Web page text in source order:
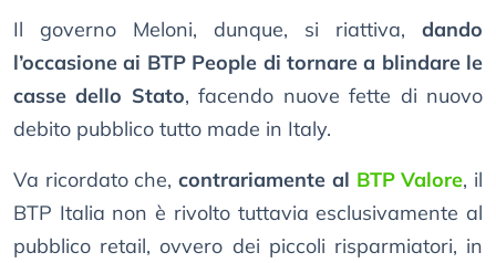
Il governo Meloni, dunque, si riattiva, dando
l’occasione ai BTP People di tornare a blindare le
casse dello Stato, facendo nuove fette di nuovo
debito pubblico tutto made in Italy.
Va ricordato che,contrariamente al BTP Valore, il
BTP Italia non è rivolto tuttavia esclusivamente al
pubblico retail, ovvero dei piccoli risparmiatori, in